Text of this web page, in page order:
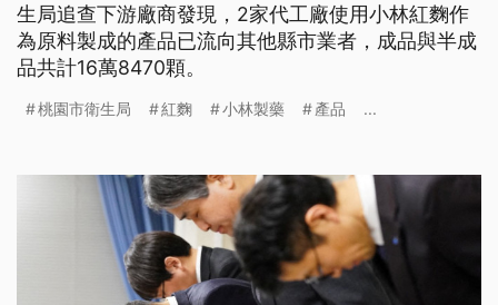
生局追查下游廠商發現，2家代工廠使用小林紅麴作
為原料製成的產品已流向其他縣市業者，成品與半成
品共計16萬8470顆。
桃園市衛生局 紅麴 小林製藥 產品 ...